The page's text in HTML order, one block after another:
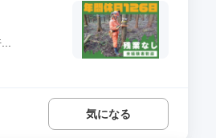
気になる